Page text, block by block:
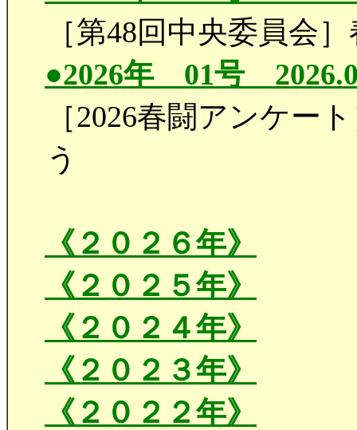
［第48回中央委員会
●2026年 01号
［2026春闘アンケー
う
《２０２６年》
《２０２５年》
《２０２４年》
《２０２３年》
《２０２２年》